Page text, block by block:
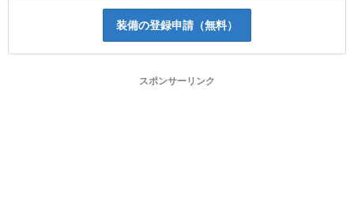
装備の登録申請（無料）
スポンサーリンク